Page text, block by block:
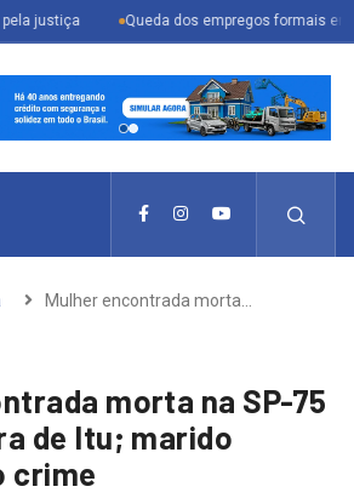
Queda dos empregos formais em Itu reflete
Mulher encontrada morta…
morta na SP-75
de Itu; marido
crime